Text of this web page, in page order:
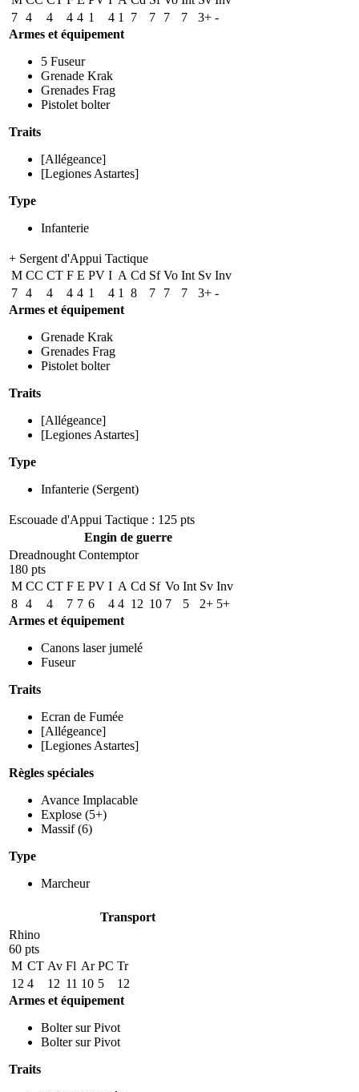
7 4 4 4 4 1 4 1 7 7 7 7 3+ -
Armes et équipement
5 Fuseur
Grenade Krak
Grenades Frag
Pistolet bolter
Traits
[Allégeance]
[Legiones Astartes]
Type
Infanterie
+ Sergent d'Appui Tactique
M CC CT F E PV I A Cd Sf Vo Int Sv Inv
7 4 4 4 4 1 4 1 8 7 7 7 3+ -
Armes et équipement
Grenade Krak
Grenades Frag
Pistolet bolter
Traits
[Allégeance]
[Legiones Astartes]
Type
Infanterie (Sergent)
Escouade d'Appui Tactique : 125 pts
Engin de guerre
Dreadnought Contemptor
180 pts
M CC CT F E PV I A Cd Sf Vo Int Sv Inv
8 4 4 7 7 6 4 4 12 10 7 5 2+ 5+
Armes et équipement
Canons laser jumelé
Fuseur
Traits
Ecran de Fumée
[Allégeance]
[Legiones Astartes]
Règles spéciales
Avance Implacable
Explose (5+)
Massif(6)
Type
Marcheur
Transport
Rhino
60 pts
M CT Av Fl Ar PC Tr
12 4 12 11 10 5
12
Armes et équipement
Bolter sur Pivot
Bolter sur Pivot
Traits